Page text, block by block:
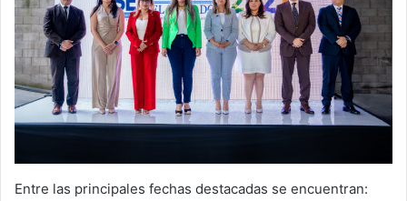
Entre las principales fechas destacadas se encuentran: